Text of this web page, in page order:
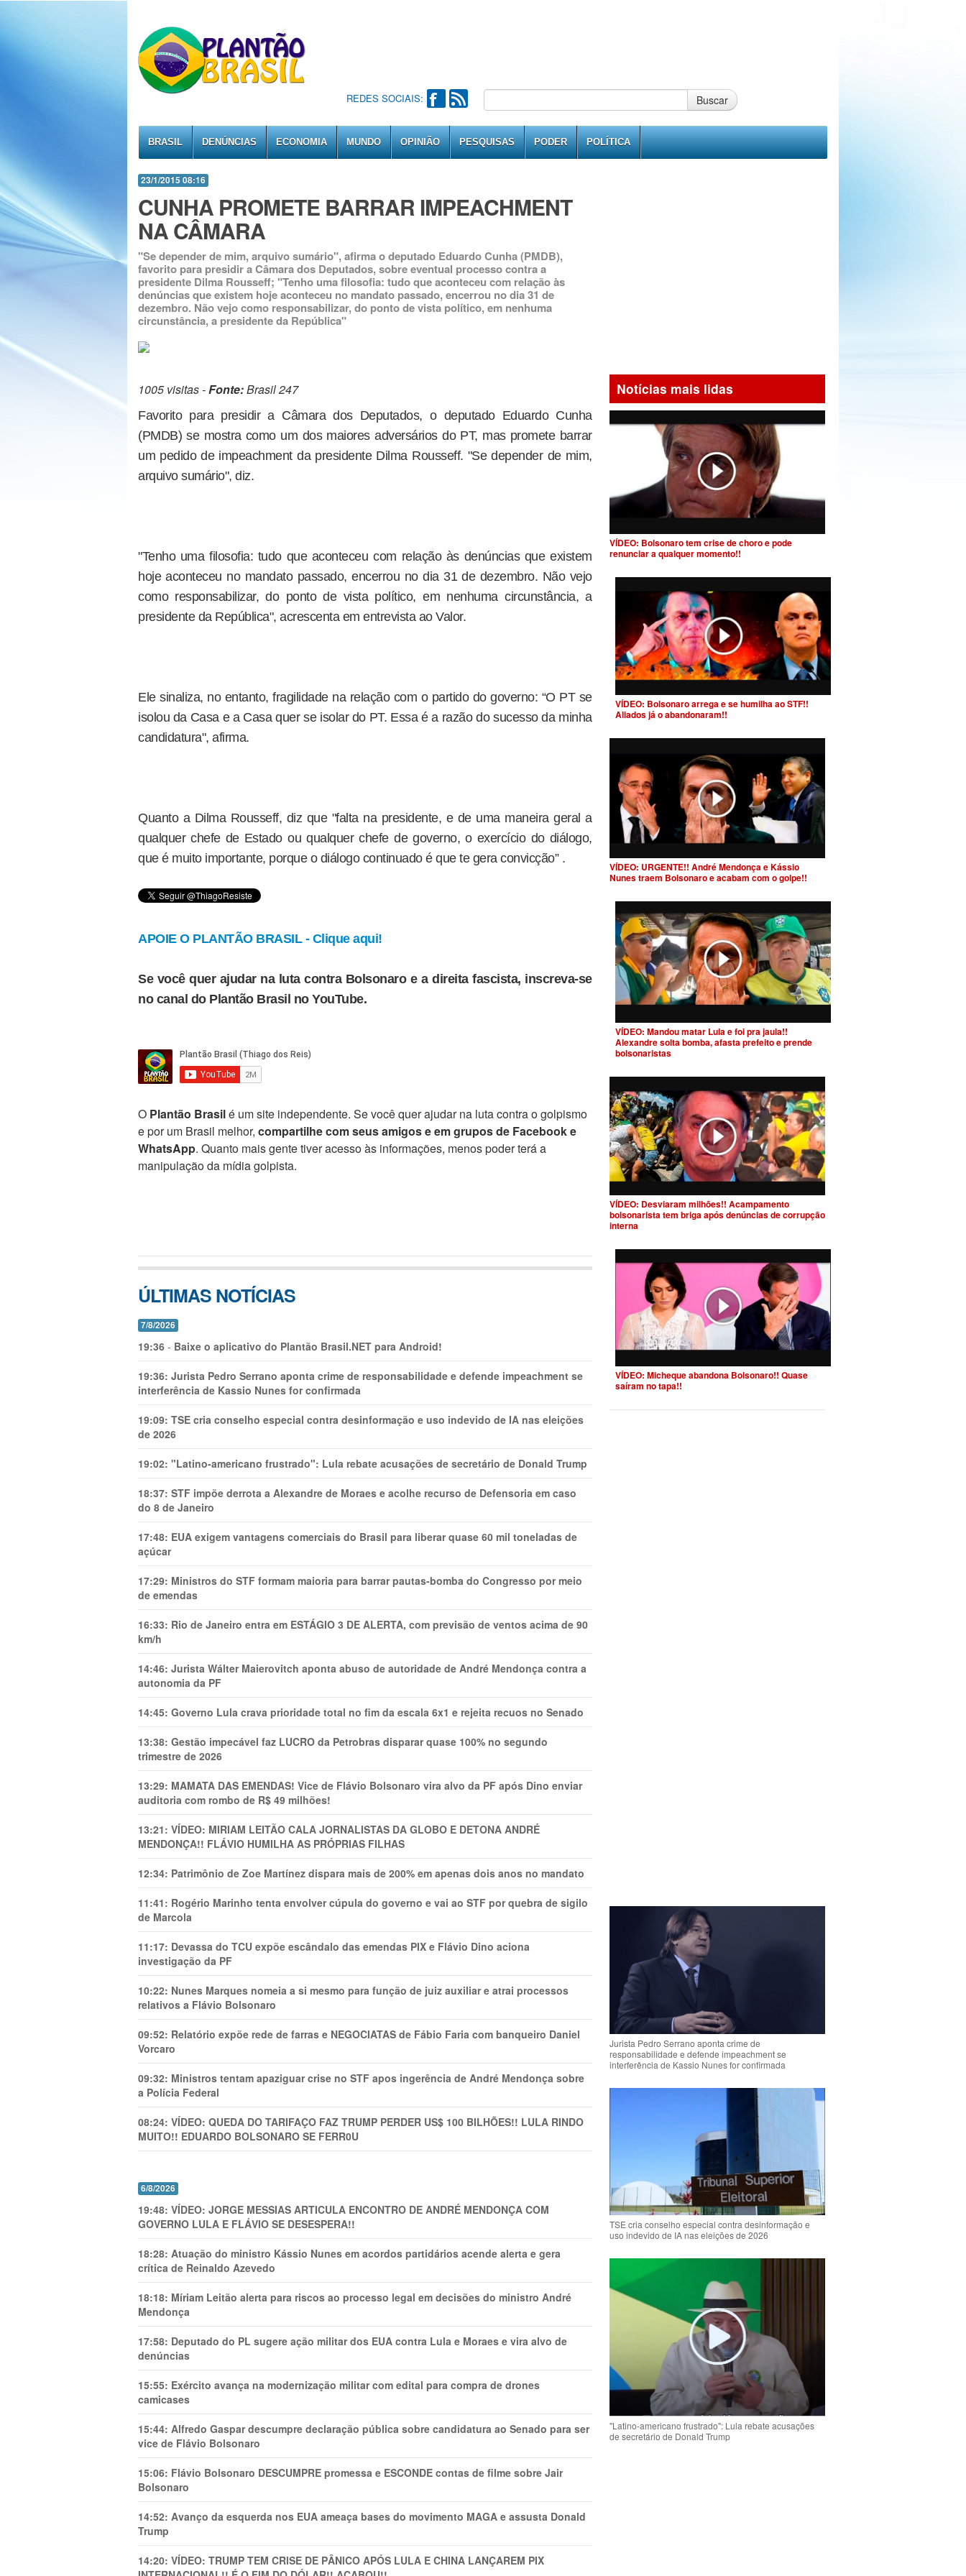
REDES SOCIAIS: Buscar
BRASIL DENÚNCIAS ECONOMIA MUNDO OPINIÃO PESQUISAS PODER POLÍTICA
23/1/2015 08:16
CUNHA PROMETE BARRAR IMPEACHMENT
NA CÂMARA
"Se depender de mim, arquivo sumário", afirma o deputado Eduardo Cunha (PMDB),
favorito para presidir a Câmara dos Deputados, sobre eventual processo contra a
presidente Dilma Rousseff; "Tenho uma filosofia: tudo que aconteceu com relação às
denúncias que existem hoje aconteceu no mandato passado, encerrou no dia 31 de
dezembro. Não vejo como responsabilizar, do ponto de vista político, em nenhuma
circunstância, a presidente da República"
1005 visitas -Fonte:Brasil 247
Favorito para presidir a Câmara dos Deputados, o deputado Eduardo Cunha
(PMDB) se mostra como um dos maiores adversários do PT, mas promete barrar
um pedido de impeachment da presidente Dilma Rousseff. "Se depender de mim,
arquivo sumário", diz.
"Tenho uma filosofia: tudo que aconteceu com relação às denúncias que existem
hoje aconteceu no mandato passado, encerrou no dia 31 de dezembro. Não vejo
como responsabilizar, do ponto de vista político, em nenhuma circunstância, a
presidente da República", acrescenta em entrevista ao Valor.
Ele sinaliza, no entanto, fragilidade na relação com o partido do governo: “O PT se
isolou da Casa e a Casa quer se isolar do PT. Essa é a razão do sucesso da minha
candidatura", afirma.
Quanto a Dilma Rousseff, diz que "falta na presidente, e de uma maneira geral a
qualquer chefe de Estado ou qualquer chefe de governo, o exercício do diálogo,
que é muito importante, porque o diálogo continuado é que te gera convicção” .
APOIE O PLANTÃO BRASIL - Clique aqui!
Se você quer ajudar na luta contra Bolsonaro e a direita fascista, inscreva-se
no canal do Plantão Brasil no YouTube.
O Plantão Brasilé um site independente. Se você quer ajudar na luta contra o golpismo
e por um Brasil melhor, compartilhe com seus amigos e em grupos de Facebook e
WhatsApp. Quanto mais gente tiver acesso às informações, menos poder terá a
manipulação da mídia golpista.
ÚLTIMAS NOTÍCIAS
7/8/2026
19:36 - Baixe o aplicativo do Plantão Brasil.NET para Android!
19:36: Jurista Pedro Serrano aponta crime de responsabilidade e defende impeachment se
interferência de Kassio Nunes for confirmada
19:09: TSE cria conselho especial contra desinformação e uso indevido de IA nas eleições
de 2026
19:02: "Latino-americano frustrado": Lula rebate acusações de secretário de Donald Trump
18:37: STF impõe derrota a Alexandre de Moraes e acolhe recurso de Defensoria em caso
do 8 de Janeiro
17:48: EUA exigem vantagens comerciais do Brasil para liberar quase 60 mil toneladas de
açúcar
17:29: Ministros do STF formam maioria para barrar pautas-bomba do Congresso por meio
de emendas
16:33: Rio de Janeiro entra em ESTÁGIO 3 DE ALERTA, com previsão de ventos acima de 90
km/h
14:46: Jurista Wálter Maierovitch aponta abuso de autoridade de André Mendonça contra a
autonomia da PF
14:45: Governo Lula crava prioridade total no fim da escala 6x1 e rejeita recuos no Senado
13:38: Gestão impecável faz LUCRO da Petrobras disparar quase 100% no segundo
trimestre de 2026
13:29: MAMATA DAS EMENDAS! Vice de Flávio Bolsonaro vira alvo da PF após Dino enviar
auditoria com rombo de R$ 49 milhões!
13:21: VÍDEO: MIRIAM LEITÃO CALA JORNALISTAS DA GLOBO E DETONA ANDRÉ
MENDONÇA!! FLÁVIO HUMILHA AS PRÓPRIAS FILHAS
12:34: Patrimônio de Zoe Martínez dispara mais de 200% em apenas dois anos no mandato
11:41: Rogério Marinho tenta envolver cúpula do governo e vai ao STF por quebra de sigilo
de Marcola
11:17: Devassa do TCU expõe escândalo das emendas PIX e Flávio Dino aciona
investigação da PF
10:22: Nunes Marques nomeia a si mesmo para função de juiz auxiliar e atrai processos
relativos a Flávio Bolsonaro
09:52: Relatório expõe rede de farras e NEGOCIATAS de Fábio Faria com banqueiro Daniel
Vorcaro
09:32: Ministros tentam apaziguar crise no STF apos ingerência de André Mendonça sobre
a Polícia Federal
08:24: VÍDEO: QUEDA DO TARIFAÇO FAZ TRUMP PERDER US$ 100 BILHÕES!! LULA RINDO
MUITO!! EDUARDO BOLSONARO SE FERR0U
6/8/2026
19:48: VÍDEO: JORGE MESSIAS ARTICULA ENCONTRO DE ANDRÉ MENDONÇA COM
GOVERNO LULA E FLÁVIO SE DESESPERA!!
18:28: Atuação do ministro Kássio Nunes em acordos partidários acende alerta e gera
crítica de Reinaldo Azevedo
18:18: Míriam Leitão alerta para riscos ao processo legal em decisões do ministro André
Mendonça
17:58: Deputado do PL sugere ação militar dos EUA contra Lula e Moraes e vira alvo de
denúncias
15:55: Exército avança na modernização militar com edital para compra de drones
camicases
15:44: Alfredo Gaspar descumpre declaração pública sobre candidatura ao Senado para ser
vice de Flávio Bolsonaro
15:06: Flávio Bolsonaro DESCUMPRE promessa e ESCONDE contas de filme sobre Jair
Bolsonaro
14:52: Avanço da esquerda nos EUA ameaça bases do movimento MAGA e assusta Donald
Trump
14:20: VÍDEO: TRUMP TEM CRlSE DE PÂNlCO APÓS LULA E CHINA LANÇAREM PIX
Notícias mais lidas
VÍDEO: Bolsonaro tem crise de choro e pode
renunciar a qualquer momento!!
VÍDEO: Bolsonaro arrega e se humilha ao STF!!
Aliados já o abandonaram!!
VÍDEO: URGENTE!! André Mendonça e Kássio
Nunes traem Bolsonaro e acabam com o golpe!!
VÍDEO: Mandou matar Lula e foi pra jaula!!
Alexandre solta bomba, afasta prefeito e prende
bolsonaristas
VÍDEO: Desviaram milhões!! Acampamento
bolsonarista tem briga após denúncias de corrupção
interna
VÍDEO: Micheque abandona Bolsonaro!! Quase
saíram no tapa!!
Jurista Pedro Serrano aponta crime de
responsabilidade e defende impeachment se
interferência de Kassio Nunes for confirmada
TSE cria conselho especial contra desinformação e
uso indevido de IA nas eleições de 2026
"Latino-americano frustrado": Lula rebate acusações
de secretário de Donald Trump